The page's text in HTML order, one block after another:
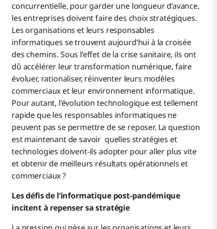
concurrentielle, pour garder une longueur d’avance,
les entreprises doivent faire des choix stratégiques.
Les organisations et leurs responsables
informatiques se trouvent aujourd’hui à la croisée
des chemins. Sous l’effet de la crise sanitaire, ils ont
dû accélérer leur transformation numérique, faire
évoluer, rationaliser, réinventer leurs modèles
commerciaux et leur environnement informatique.
Pour autant, l’évolution technologique est tellement
rapide que les responsables informatiques ne
peuvent pas se permettre de se reposer. La question
est maintenant de savoir quelles stratégies et
technologies doivent-ils adopter pour aller plus vite
et obtenir de meilleurs résultats opérationnels et
commerciaux ?
Les défis de l’informatique post-pandémique
incitent à repenser sa stratégie